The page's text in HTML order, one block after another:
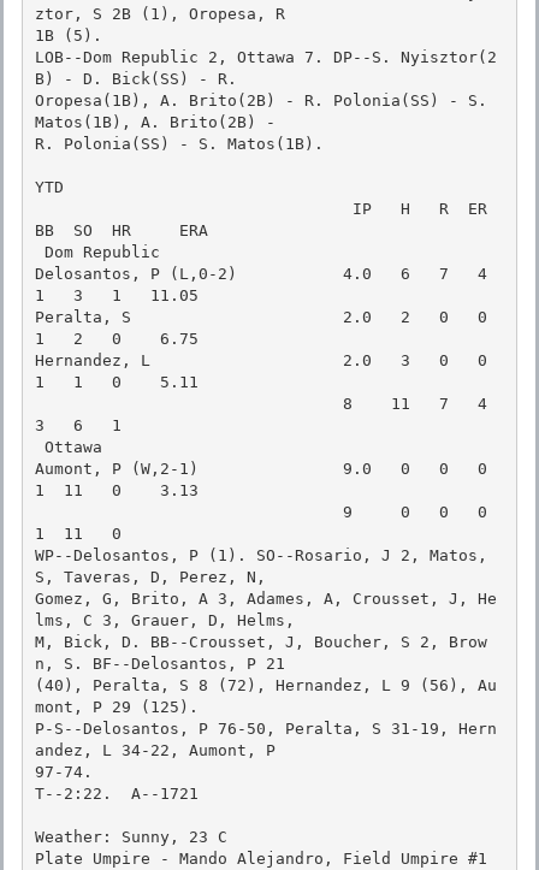
ztor, S 2B (1), Oropesa, R
1B (5).
LOB--Dom Republic 2, Ottawa 7. DP--S. Nyisztor(2
B) - D. Bick(SS) - R.
Oropesa(1B), A. Brito(2B) - R. Polonia(SS) - S.
Matos(1B), A. Brito(2B) -
R. Polonia(SS) - S. Matos(1B).
YTD
BB  SO  HR     ERA
Delosantos, P (L,0-2)           4.0   6   7   4
1   3   1   11.05
Peralta, S                      2.0   2   0   0
1   2   0    6.75
Hernandez, L                    2.0   3   0   0
1   1   0    5.11
3   6   1
Aumont, P (W,2-1)               9.0   0   0   0
1  11   0    3.13
1  11   0
WP--Delosantos, P (1). SO--Rosario, J 2, Matos,
S, Taveras, D, Perez, N,
Gomez, G, Brito, A 3, Adames, A, Crousset, J, He
lms, C 3, Grauer, D, Helms,
M, Bick, D. BB--Crousset, J, Boucher, S 2, Brow
n, S. BF--Delosantos, P 21
(40), Peralta, S 8 (72), Hernandez, L 9 (56), Au
mont, P 29 (125).
P-S--Delosantos, P 76-50, Peralta, S 31-19, Hern
andez, L 34-22, Aumont, P
97-74.
T--2:22.  A--1721
Weather: Sunny, 23 C
Plate Umpire - Mando Alejandro, Field Umpire #1